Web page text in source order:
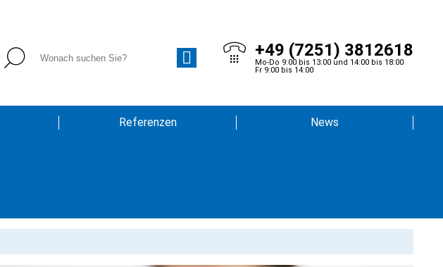
+49 (7251) 3812618
Mo-Do 9:00 bis 13:00 und 14:00 bis 18:00
Fr 9:00 bis 14:00
Referenzen News